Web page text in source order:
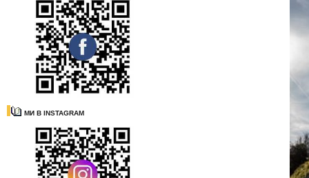
МИ В INSTAGRAM